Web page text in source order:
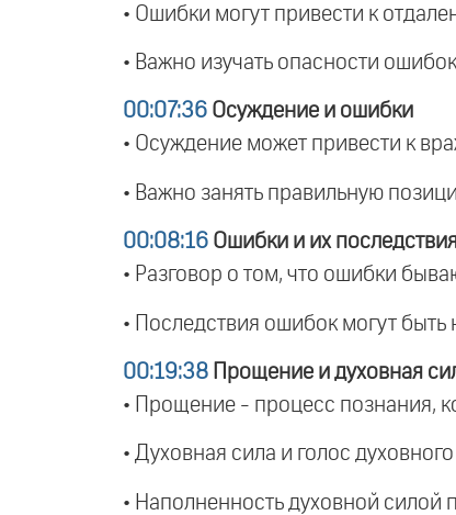
• Ошибки могут привести к
• Важно изучать опасности
00:07:36 Осуждение и ошибки
• Осуждение может привести к
• Важно занять правильную
00:08:16 Ошибки и их
• Разговор о том, что ошибки
• Последствия ошибок могут
00:19:38 Прощение и духовная
• Прощение - процесс познания,
• Духовная сила и голос
• Наполненность духовной силой